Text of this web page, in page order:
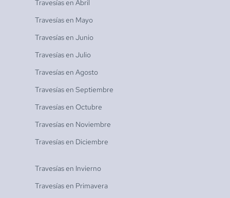
Travesías en Abril
Travesías en Mayo
Travesías en Junio
Travesías en Julio
Travesías en Agosto
Travesías en Septiembre
Travesías en Octubre
Travesías en Noviembre
Travesías en Diciembre
Travesías en Invierno
Travesías en Primavera